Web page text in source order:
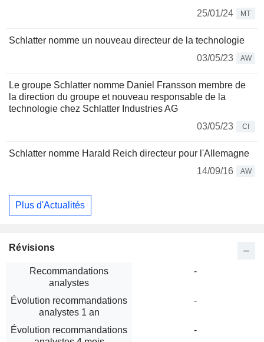
25/01/24
MT
Schlatter nomme un nouveau directeur de la technologie
03/05/23
AW
Le groupe Schlatter nomme Daniel Fransson membre de
la direction du groupe et nouveau responsable de la
technologie chez Schlatter Industries AG
03/05/23
CI
Schlatter nomme Harald Reich directeur pour l'Allemagne
14/09/16
AW
Plus d'Actualités
Révisions
Recommandations
analystes
-
Évolution recommandations
analystes 1 an
-
Évolution recommandations
-